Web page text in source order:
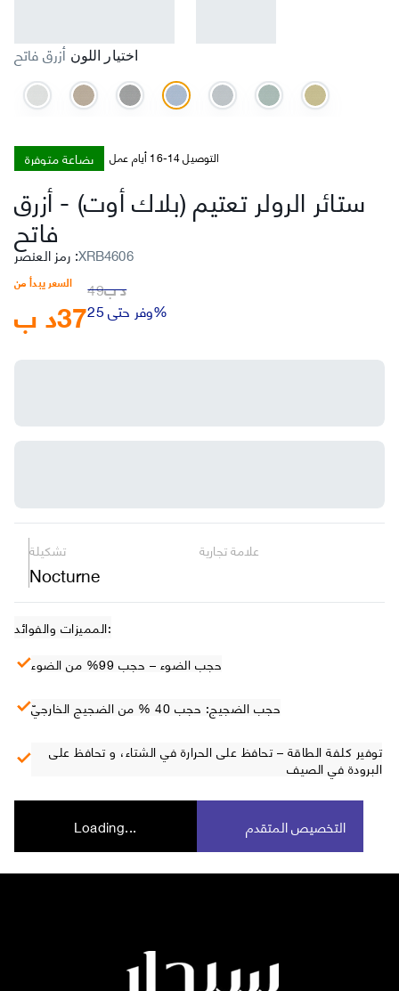
اختيار اللون أزرق فاتح
بضاعة متوفرة التوصيل 14-16 أيام عمل
ستائر الرولر تعتيم (بلاك أوت) -أزرق
فاتح
:XRB4606
السعر يبدأ من
د ب37
د ب49
وفر حتى 25%
تشكيلة
Nocturne
علامة تجارية
المميزات والفوائد:
حجب الضوء – حجب 99% من الضوء
حجب الضجيج: حجب 40 % من الضجيج الخارجيّ
توفير كلفة الطاقة – تحافظ على الحرارة في الشتاء، و تحافظ على
البرودة في الصيف
Loading... التخصيص المتقدم